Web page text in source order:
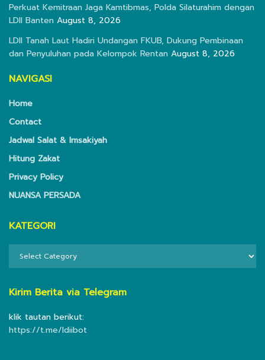
Perkuat Kemitraan Jaga Kamtibmas, Polda Silaturahim dengan
LDII Banten August 8, 2026
LDII Tanah Laut Hadiri Undangan FKUB, Dukung Pembinaan
dan Penyuluhan pada Kelompok Rentan August 8, 2026
NAVIGASI
Home
Contact
Jadwal Salat & Imsakiyah
Hitung Zakat
Privacy Policy
NUANSA PERSADA
KATEGORI
Kirim Berita via Telegram
klik tautan berikut:
https://t.me/ldiibot